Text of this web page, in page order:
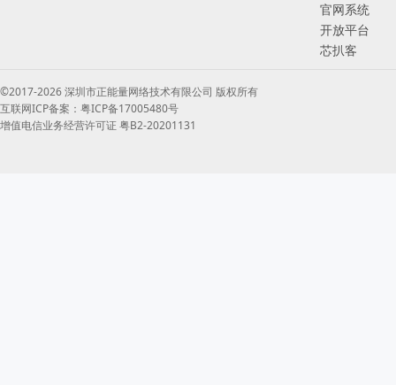
官网系统
开放平台
芯扒客
©2017-2026 深圳市正能量网络技术有限公司 版权所有
互联网ICP备案：粤ICP备17005480号
增值电信业务经营许可证 粤B2-20201131